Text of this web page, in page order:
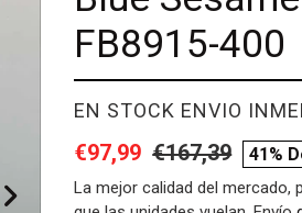
FB8915-400
PROVEEDOR
EN STOCK ENVIO
Precio
de
€97,99 Precio
habitual
€167,39
price
41%
La mejor calidad del